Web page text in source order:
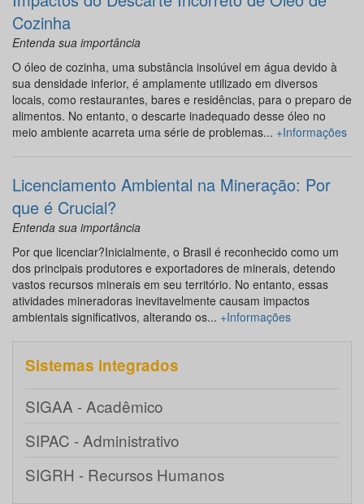
Cozinha
Entenda sua importância
O óleo de cozinha, uma substância insolúvel em água devido à
sua densidade inferior, é amplamente utilizado em diversos
locais, como restaurantes, bares e residências, para o preparo de
alimentos. No entanto, o descarte inadequado desse óleo no
meio ambiente acarreta uma série de problemas... +Informações
Licenciamento Ambiental na Mineração: Por
que é Crucial?
Entenda sua importância
Por que licenciar?Inicialmente, o Brasil é reconhecido como um
dos principais produtores e exportadores de minerais, detendo
vastos recursos minerais em seu território. No entanto, essas
atividades mineradoras inevitavelmente causam impactos
ambientais significativos, alterando os... +Informações
Sistemas integrados
SIGAA - Acadêmico
SIPAC - Administrativo
SIGRH - Recursos Humanos